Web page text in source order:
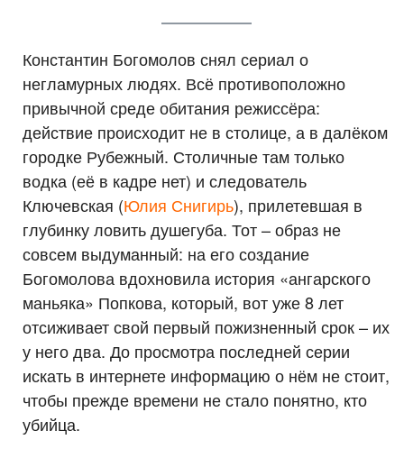
Константин Богомолов снял сериал о
негламурных людях. Всё противоположно
привычной среде обитания режиссёра:
действие происходит не в столице, а в далёком
городке Рубежный. Столичные там только
водка (её в кадре нет) и следователь
Ключевская (Юлия Снигирь), прилетевшая в
глубинку ловить душегуба. Тот – образ не
совсем выдуманный: на его создание
Богомолова вдохновила история «ангарского
маньяка» Попкова, который, вот уже 8 лет
отсиживает свой первый пожизненный срок – их
у него два. До просмотра последней серии
искать в интернете информацию о нём не стоит,
чтобы прежде времени не стало понятно, кто
убийца.